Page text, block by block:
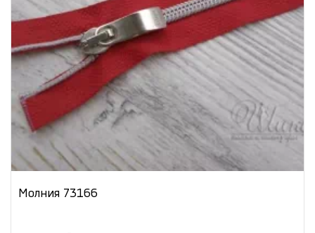
Молния 73166